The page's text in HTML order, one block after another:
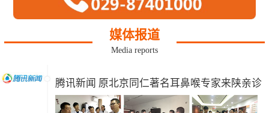
媒体报道
Media reports
腾讯新闻 原北京同仁著名耳鼻喉专家来陕亲诊